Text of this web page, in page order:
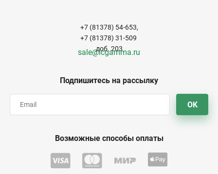
Подпишитесь на рассылку
OK
+7 (81378) 54-653,
+7 (81378) 31-509
доб. 203
sale@icgamma.ru
Возможные способы оплаты